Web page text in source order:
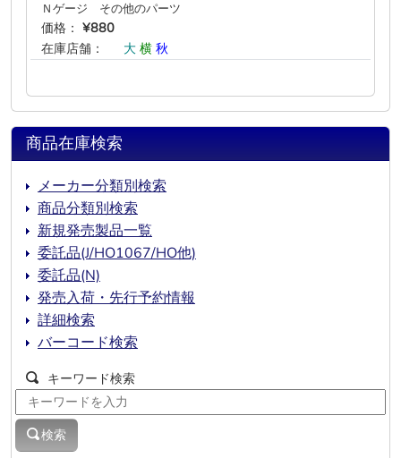
Ｎゲージ その他のパーツ
価格： ¥880
在庫店舗：
大 横 秋
商品在庫検索
メーカー分類別検索
商品分類別検索
新規発売製品一覧
委託品(J/HO1067/HO他)
委託品(N)
発売入荷・先行予約情報
詳細検索
バーコード検索
キーワード検索
検索